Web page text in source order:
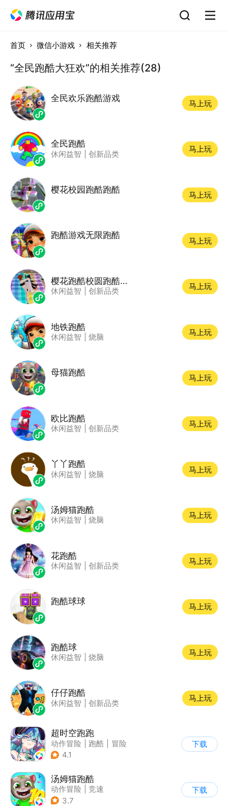
首页 微信小游戏 相关推荐
“全民跑酷大狂欢”的相关推荐(28)
全民欢乐跑酷游戏
马上玩
全民跑酷
休闲益智 创新品类
马上玩
樱花校园跑酷跑酷
马上玩
跑酷游戏无限跑酷
马上玩
樱花跑酷校圆跑酷小游戏
休闲益智 创新品类
马上玩
地铁跑酷
休闲益智 烧脑
马上玩
母猫跑酷
马上玩
欧比跑酷
休闲益智 创新品类
马上玩
丫丫跑酷
休闲益智 烧脑
马上玩
汤姆猫跑酷
休闲益智 烧脑
马上玩
花跑酷
休闲益智 创新品类
马上玩
跑酷球球
马上玩
跑酷球
休闲益智 烧脑
马上玩
仔仔跑酷
休闲益智 创新品类
马上玩
超时空跑跑
动作冒险 跑酷
冒险
| 沙盒
4.1
下载
汤姆猫跑酷
动作冒险
竞速
| 汤姆猫
3.7
下载